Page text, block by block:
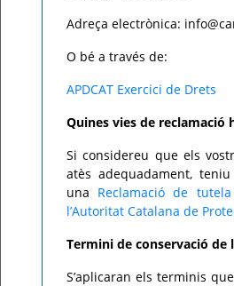
Adreça electrònica:
O bé a través de:
APDCAT Exercici de Drets
Quines vies de reclamació
Si considereu que els
atès adequadament,
una Reclamació de
l’Autoritat Catalana de
Termini de conservació de
S’aplicaran els terminis